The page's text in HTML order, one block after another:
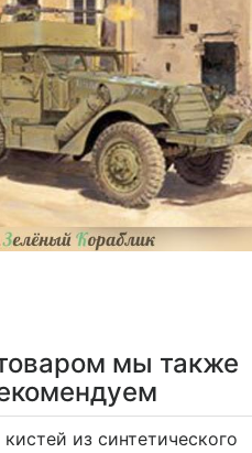
мы также
из синтетического